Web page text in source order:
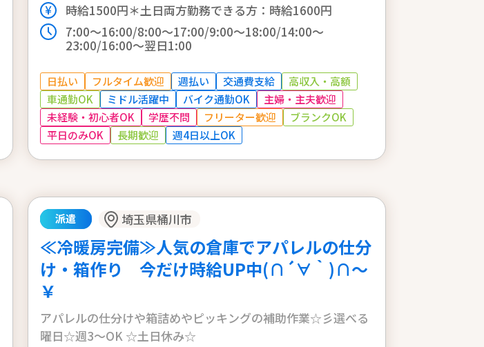
時給1500円＊土日両方勤務できる方：時給1600円
7:00～16:00/8:00～17:00/9:00～18:00/14:00～
23:00/16:00～翌日1:00
日払い フルタイム歓迎 週払い 交通費支給
高収入・高額
車通勤OK
ミドル活躍中 バイク通勤OK
主婦・主夫歓迎
未経験・初心者OK
学歴不問 フリーター歓迎
ブランクOK
平日のみOK
長期歓迎 週4日以上OK
派遣 埼玉県桶川市
≪冷暖房完備≫人気の倉庫でアパレルの仕分
け・箱作り 今だけ時給UP中(∩´∀｀)∩～
￥
アパレルの仕分けや箱詰めやピッキングの補助作業☆彡選べる
曜日☆週3～OK ☆土日休み☆